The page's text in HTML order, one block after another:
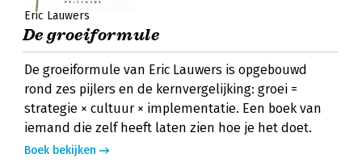
Eric Lauwers
De groeiformule
De groeiformule van Eric Lauwers is opgebouwd
rond zes pijlers en de kernvergelijking: groei =
strategie × cultuur × implementatie. Een boek van
iemand die zelf heeft laten zien hoe je het doet.
Boek bekijken